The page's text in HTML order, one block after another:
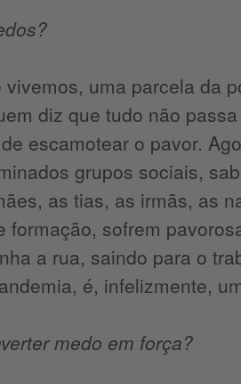
uma parcela da
diz que tudo não
escamotear o pavor.
grupos sociais,
as tias, as irmãs, as
formação, sofrem
a rua, saindo para o
é, infelizmente,
medo em força?